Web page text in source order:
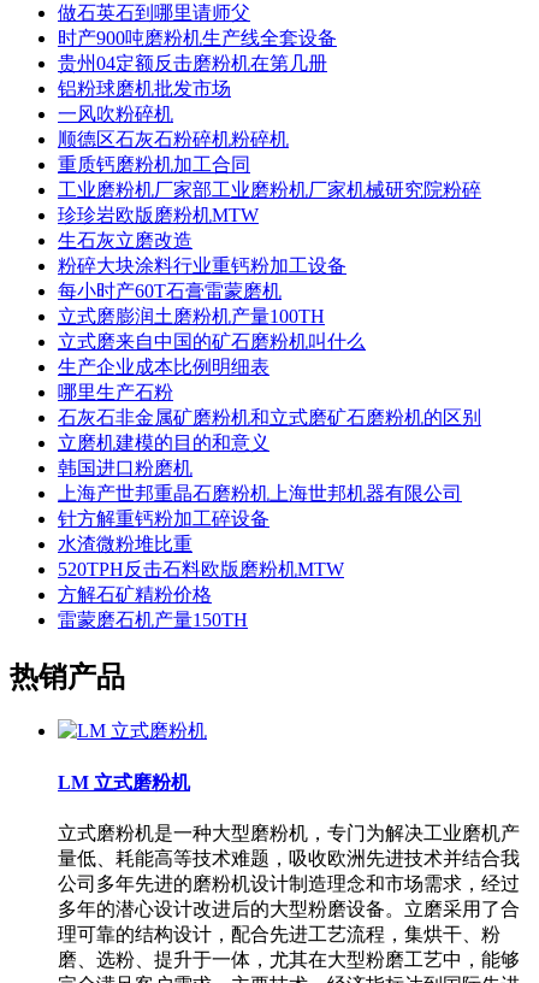
做石英石到哪里请师父
时产900吨磨粉机生产线全套设备
贵州04定额反击磨粉机在第几册
铝粉球磨机批发市场
一风吹粉碎机
顺德区石灰石粉碎机粉碎机
重质钙磨粉机加工合同
工业磨粉机厂家部工业磨粉机厂家机械研究院粉碎
珍珍岩欧版磨粉机MTW
生石灰立磨改造
粉碎大块涂料行业重钙粉加工设备
每小时产60T石膏雷蒙磨机
立式磨膨润土磨粉机产量100TH
立式磨来自中国的矿石磨粉机叫什么
生产企业成本比例明细表
哪里生产石粉
石灰石非金属矿磨粉机和立式磨矿石磨粉机的区别
立磨机建模的目的和意义
韩国进口粉磨机
上海产世邦重晶石磨粉机上海世邦机器有限公司
针方解重钙粉加工碎设备
水渣微粉堆比重
520TPH反击石料欧版磨粉机MTW
方解石矿精粉价格
雷蒙磨石机产量150TH
热销产品
LM 立式磨粉机
立式磨粉机是一种大型磨粉机，专门为解决工业磨机产
量低、耗能高等技术难题，吸收欧洲先进技术并结合我
公司多年先进的磨粉机设计制造理念和市场需求，经过
多年的潜心设计改进后的大型粉磨设备。立磨采用了合
理可靠的结构设计，配合先进工艺流程，集烘干、粉
磨、选粉、提升于一体，尤其在大型粉磨工艺中，能够